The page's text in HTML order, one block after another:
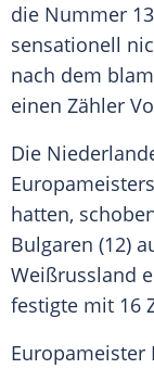
die Nummer
sensationell
nach dem
einen Zähler
Die
hatten,
Bulgaren (12)
Weißrussland
festigte mit 16